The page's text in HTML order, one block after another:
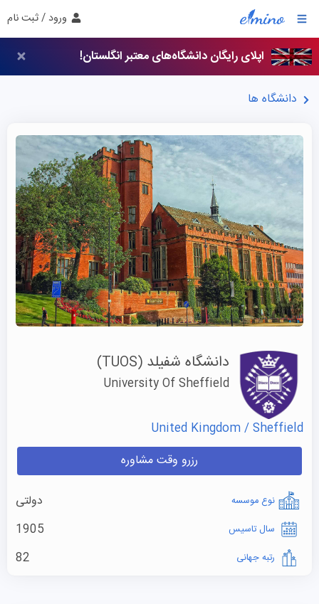
ورود / ثبت نام
اپلای رایگان دانشگاه‌های معتبر انگلستان!
دانشگاه ها
دانشگاه شفیلد (TUOS)
University Of Sheffield
United Kingdom / Sheffield
رزرو وقت مشاوره
نوع موسسه دولتی
سال تاسیس 1905
رتبه جهانی 82